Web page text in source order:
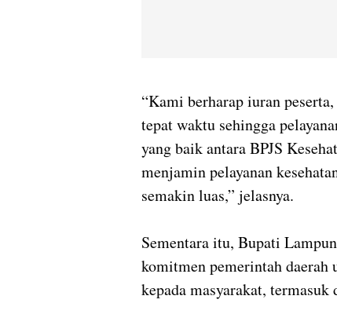
“Kami berharap iuran
tepat waktu sehingga
yang baik antara BPJS
menjamin pelayanan
semakin luas,” jelasnya.
Sementara itu, Bupati
komitmen pemerintah daerah
kepada masyarakat, termasuk